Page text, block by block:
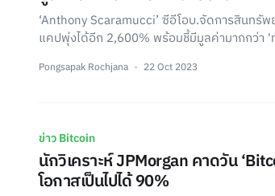
‘Anthony Scaramucci’ ซีอีโอบ.จัดการสินทรั
แคปพุ่งได้อีก 2,600% พร้อมชี้มีมูลค่ามากกว่า
Pongsapak Rochjana 22 Oct 2023
ข่าว Bitcoin
นักวิเคราะห์ JPMorgan คาดวัน
โอกาสเป็นไปได้ 90%